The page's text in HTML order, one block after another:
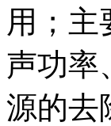
用；主
声功率
源的去